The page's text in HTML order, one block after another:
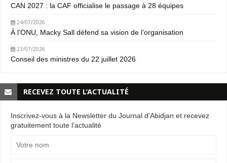
CAN 2027 : la CAF officialise le passage à 28 équipes
24/07/2026
À l’ONU, Macky Sall défend sa vision de l’organisation
23/07/2026
Conseil des ministres du 22 juillet 2026
RECEVEZ TOUTE L’ACTUALITÉ
Inscrivez-vous à la Newsletter du Journal d'Abidjan et recevez
gratuitement toute l’actualité